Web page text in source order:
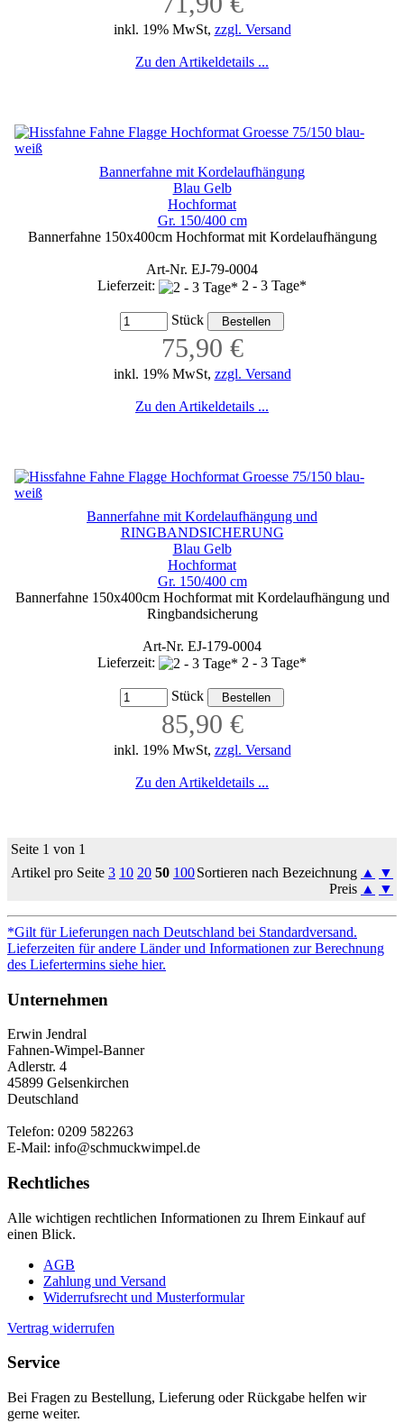
inkl. 19% MwSt, zzgl. Versand
Zu den Artikeldetails ...
Bannerfahne mit Kordelaufhängung
Blau Gelb
Hochformat
Gr. 150/400 cm
Bannerfahne 150x400cm Hochformat mit Kordelaufhängung
Art-Nr. EJ-79-0004
Lieferzeit:
2 - 3 Tage*
Stück
75,90 €
inkl. 19% MwSt, zzgl. Versand
Zu den Artikeldetails ...
Bannerfahne mit Kordelaufhängung und
RINGBANDSICHERUNG
Blau Gelb
Hochformat
Gr. 150/400 cm
Bannerfahne 150x400cm Hochformat mit Kordelaufhängung und
Ringbandsicherung
Art-Nr. EJ-179-0004
Lieferzeit:
2 - 3 Tage*
Stück
85,90 €
inkl. 19% MwSt, zzgl. Versand
Zu den Artikeldetails ...
Seite 1 von 1
Artikel pro Seite 3 10 20 50 100Sortieren nach Bezeichnung ▲
▼
Preis ▲ ▼
*Gilt für Lieferungen nach Deutschland bei Standardversand.
Lieferzeiten für andere Länder und Informationen zur Berechnung
des Liefertermins siehe hier.
Unternehmen
Erwin Jendral
Fahnen-Wimpel-Banner
Adlerstr. 4
45899 Gelsenkirchen
Deutschland
Telefon: 0209 582263
E-Mail: info@schmuckwimpel.de
Rechtliches
Alle wichtigen rechtlichen Informationen zu Ihrem Einkauf auf
einen Blick.
AGB
Zahlung und Versand
Widerrufsrecht und Musterformular
Vertrag widerrufen
Service
Bei Fragen zu Bestellung, Lieferung oder Rückgabe helfen wir
gerne weiter.